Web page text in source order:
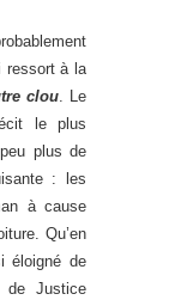
ressort à la
clou. Le
le plus
plus de
: les
à cause
Qu’en
éloigné de
de Justice